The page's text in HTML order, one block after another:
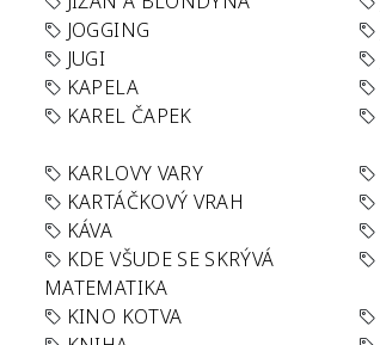
JOGGING
JUGI
KAPELA
KAREL ČAPEK
KARLOVY VARY
KARTÁČKOVÝ VRAH
KÁVA
KDE VŠUDE SE SKRÝVÁ
MATEMATIKA
KINO KOTVA